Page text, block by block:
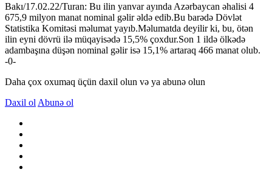
Bakı/17.02.22/Turan: Bu ilin yanvar ayında Azərbaycan əhalisi 4
675,9 milyon manat nominal gəlir əldə edib.Bu barədə Dövlət
Statistika Komitəsi məlumat yayıb.Məlumatda deyilir ki, bu, ötən
ilin eyni dövrü ilə müqayisədə 15,5% çoxdur.Son 1 ildə ölkədə
adambaşına düşən nominal gəlir isə 15,1% artaraq 466 manat olub.
-0-
Daha çox oxumaq üçün daxil olun və ya abunə olun
Daxil ol Abunə ol